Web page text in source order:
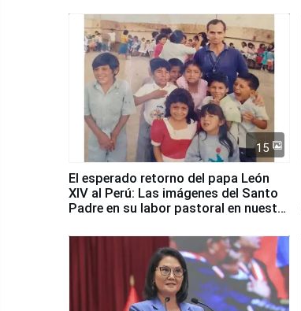
15
El esperado retorno del papa León
XIV al Perú: Las imágenes del Santo
Padre en su labor pastoral en nuestro